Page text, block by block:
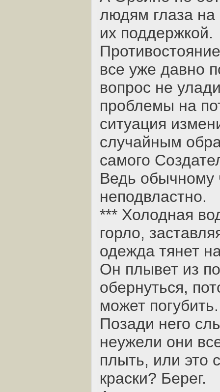
людям глаза на
их поддержкой.
все уже давно
вопрос не
проблемы на
ситуация
случайным
самого
Ведь обычному
неподвластно.
*** Холодная
горло,
одежда тянет
Он плывет из
обернуться,
может погубить.
Позади него
неужели они
плыть, или это
краски? Берег.